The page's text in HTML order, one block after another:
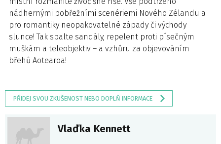
nádhernými pobřežními scenériemi Nového Zélandu a
pro romantiky neopakovatelné západy či východy
slunce! Tak sbalte sandály, repelent proti písečným
muškám a teleobjektiv – a vzhůru za objevováním
břehů Aotearoa!
PŘIDEJ SVOU ZKUŠENOST NEBO DOPLŇ INFORMACE
Vlaďka Kennett